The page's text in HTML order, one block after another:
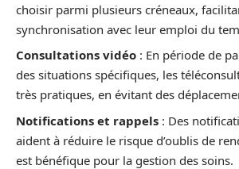
choisir parmi plusieurs créneaux,
synchronisation avec leur emploi du
Consultations vidéo : En période de
des situations spécifiques, les
très pratiques, en évitant des
Notifications et rappels : Des
aident à réduire le risque d’oublis de
est bénéfique pour la gestion des soins.